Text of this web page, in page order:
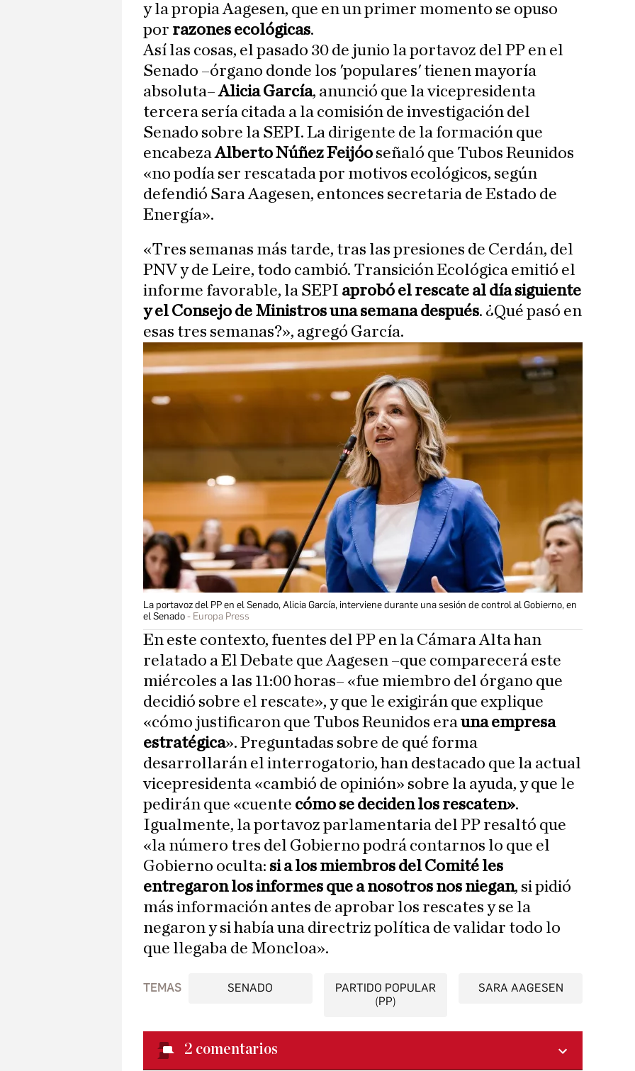
y la propia Aagesen, que en un primer momento se opuso
por razones ecológicas.
Así las cosas, el pasado 30 de junio la portavoz del PP en el
Senado –órgano donde los 'populares' tienen mayoría
absoluta–Alicia García, anunció que la vicepresidenta
tercera sería citada a la comisión de investigación del
Senado sobre la SEPI. La dirigente de la formación que
encabezaAlberto Núñez Feijóo señaló que Tubos Reunidos
«no podía ser rescatada por motivos ecológicos, según
defendió Sara Aagesen, entonces secretaria de Estado de
Energía».
«Tres semanas más tarde, tras las presiones de Cerdán, del
PNV y de Leire, todo cambió. Transición Ecológica emitió el
informe favorable, la SEPI aprobó el rescate al día siguiente
y el Consejo de Ministros una semana después. ¿Qué pasó en
esas tres semanas?», agregó García.
La portavoz del PP en el Senado, Alicia García, interviene durante una sesión de control al Gobierno, en
el Senado
Europa Press
En este contexto, fuentes del PP en la Cámara Alta han
relatado a El Debate que Aagesen –que comparecerá este
miércoles a las 11:00 horas– «fue miembro del órgano que
decidió sobre el rescate», y que le exigirán que explique
«cómo justificaron que Tubos Reunidos erauna empresa
estratégica». Preguntadas sobre de qué forma
desarrollarán el interrogatorio, han destacado que la actual
vicepresidenta «cambió de opinión» sobre la ayuda, y que le
pedirán que «cuente cómo se deciden los rescaten».
Igualmente, la portavoz parlamentaria del PP resaltó que
«la número tres del Gobierno podrá contarnos lo que el
Gobierno oculta: si a los miembros del Comité les
entregaron los informes que a nosotros nos niegan, si pidió
más información antes de aprobar los rescates y se la
negaron y si había una directriz política de validar todo lo
que llegaba de Moncloa».
TEMAS SENADO
PARTIDO POPULAR
(PP)
SARA AAGESEN
2 comentarios